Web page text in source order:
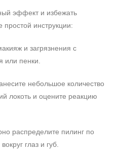
эффект и избежать
простой инструкции:
и загрязнения с
или пенки.
небольшое количество
локоть и оцените реакцию
распределите пилинг по
глаз и губ.